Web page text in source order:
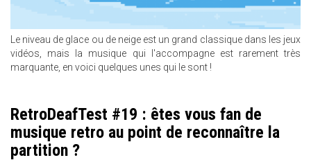
Le niveau de glace ou de neige est un grand classique dans les jeux
vidéos, mais la musique qui l'accompagne est rarement très
marquante, en voici quelques unes qui le sont !
RetroDeafTest #19 : êtes vous fan de
musique retro au point de reconnaître la
partition ?